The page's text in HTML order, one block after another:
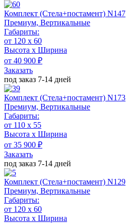
Комплект (Стела+постамент) N147
Премиум, Вертикальные
Габариты:
от 120 x 60
Высота х Ширина
от 40 900 ₽
Заказать
под заказ 7-14 дней
Комплект (Стела+постамент) N173
Премиум, Вертикальные
Габариты:
от 110 x 55
Высота х Ширина
от 35 900 ₽
Заказать
под заказ 7-14 дней
Комплект (Стела+постамент) N129
Премиум, Вертикальные
Габариты:
от 120 x 60
Высота х Ширина